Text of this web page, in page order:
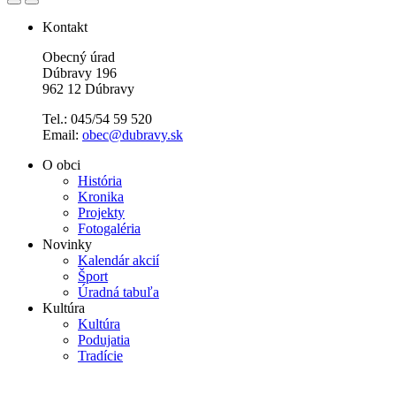
Kontakt
Obecný úrad
Dúbravy 196
962 12 Dúbravy
Tel.: 045/54 59 520
Email: obec@dubravy.sk
O obci
História
Kronika
Projekty
Fotogaléria
Novinky
Kalendár akcií
Šport
Úradná tabuľa
Kultúra
Kultúra
Podujatia
Tradície